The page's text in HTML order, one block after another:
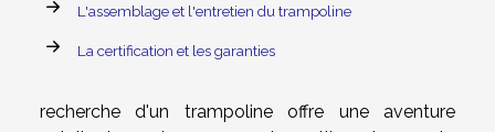
L'assemblage et l'entretien du trampoline
La certification et les garanties
recherche d'un trampoline offre une aventure